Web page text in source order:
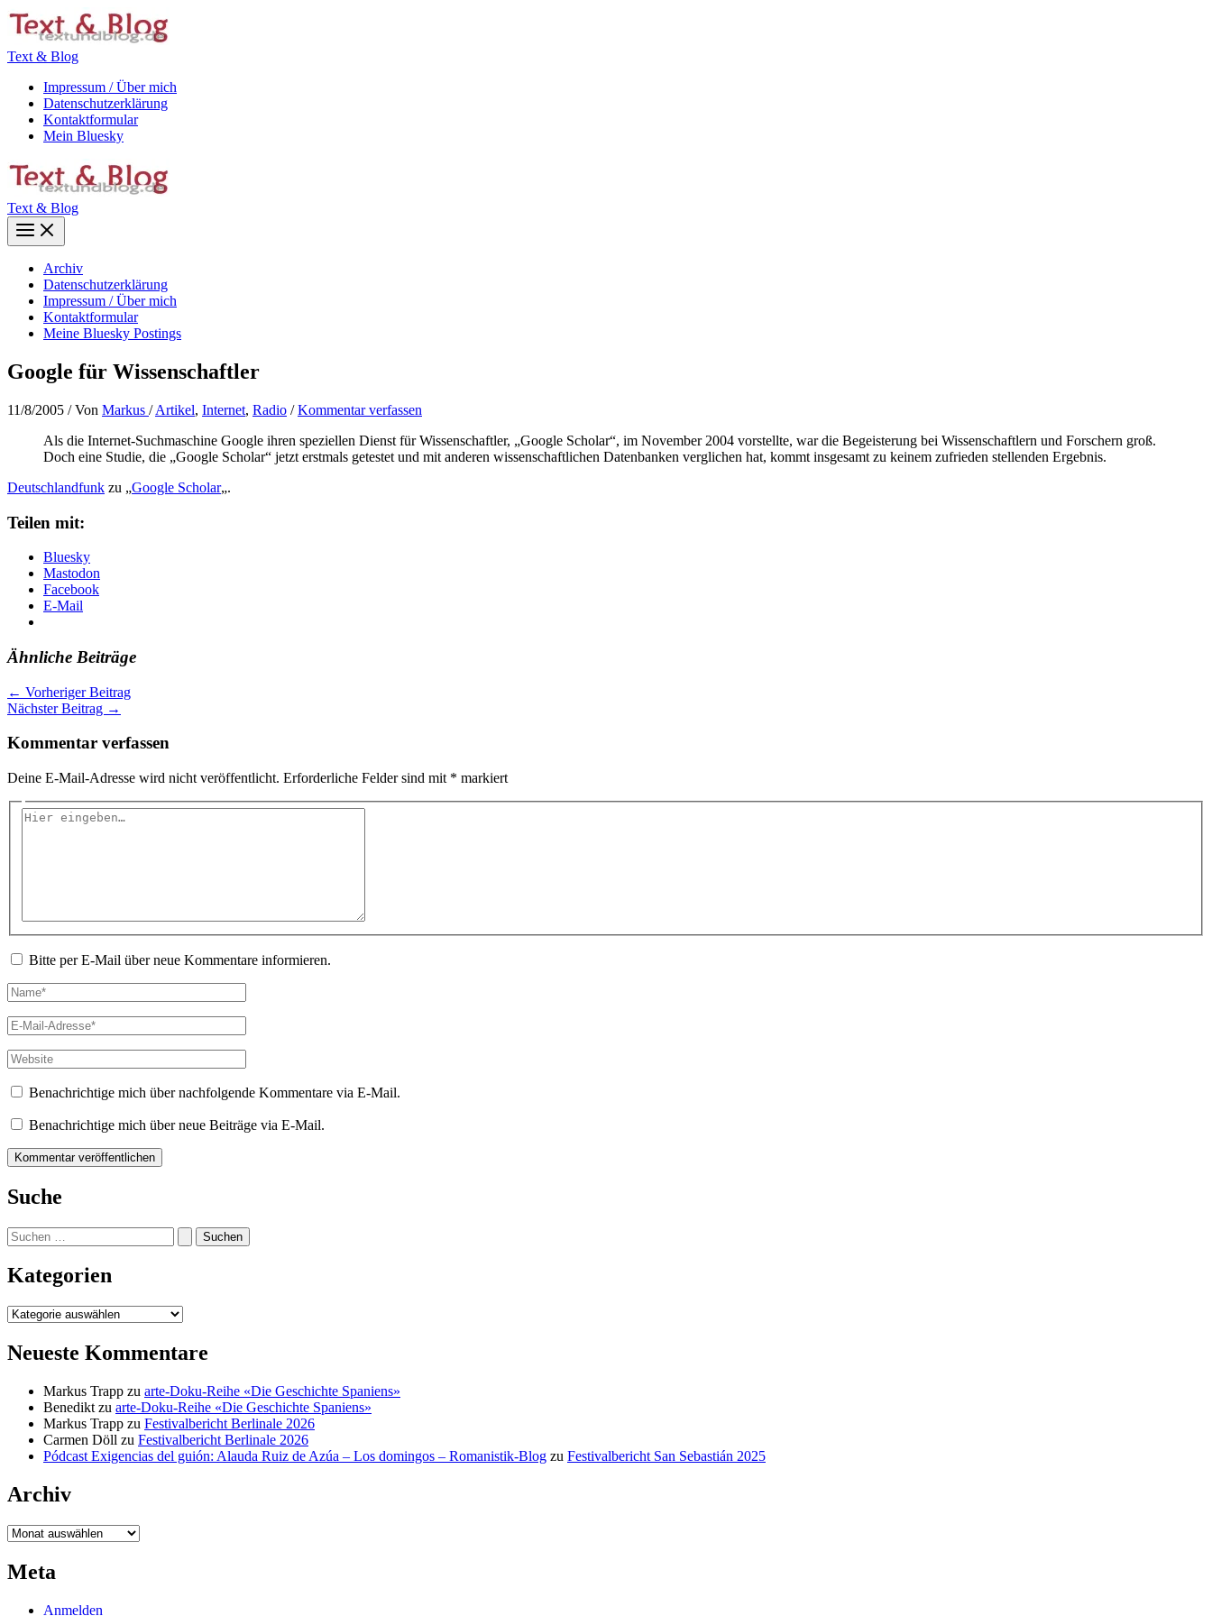
Zum
Inhalt
Text & Blog
Impressum / Über mich
Datenschutzerklärung
Kontaktformular
Mein Bluesky
Text & Blog
Main
Menu
Archiv
Datenschutzerklärung
Impressum / Über mich
Kontaktformular
Meine Bluesky Postings
Google für Wissenschaftler
11/8/2005 / Von Markus /Artikel, Internet, Radio /Kommentar verfassen
Als die Internet-Suchmaschine Google ihren speziellen Dienst für Wissenschaftler, „Google Scholar“, im November 2004 vorstellte, war die Begeisterung bei Wissenschaftlern und Forschern groß.
Doch eine Studie, die „Google Scholar“ jetzt erstmals getestet und mit anderen wissenschaftlichen Datenbanken verglichen hat, kommt insgesamt zu keinem zufrieden stellenden Ergebnis.
Deutschlandfunk zu „Google Scholar„.
Teilen mit:
Bluesky
Mastodon
Facebook
E-Mail
Ähnliche Beiträge
← Vorheriger Beitrag
Nächster Beitrag →
Kommentar verfassen
Deine E-Mail-Adresse wird nicht veröffentlicht. Erforderliche Felder sind mit * markiert
Hier
Bitte per E-Mail über neue Kommentare informieren.
Name*
E-
Mail-
Adresse*
Website
Benachrichtige mich über nachfolgende Kommentare via E-Mail.
Benachrichtige mich über neue Beiträge via E-Mail.
Suche
Suchen
nach:
Kategorien
Kategorien
Neueste Kommentare
Markus Trapp zu arte-Doku-Reihe «Die Geschichte Spaniens»
Benedikt zu arte-Doku-Reihe «Die Geschichte Spaniens»
Markus Trapp zu Festivalbericht Berlinale 2026
Carmen Döll zu Festivalbericht Berlinale 2026
Pódcast Exigencias del guión: Alauda Ruiz de Azúa – Los domingos – Romanistik-Blog zu Festivalbericht San Sebastián 2025
Archiv
Archiv
Meta
Anmelden